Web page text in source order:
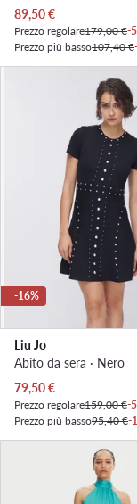
Prezzo attuale
89,50€
Prezzo regolare179,00 €-
Prezzo più basso107,40 €
-16%
Liu Jo
Abito da sera · Nero
Prezzo attuale
79,50€
Prezzo regolare159,00 €-
Prezzo più basso95,40 €-